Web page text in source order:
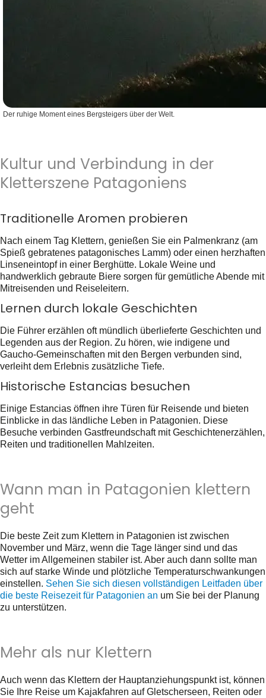
Der ruhige Moment eines Bergsteigers über der Welt.
Kultur und Verbindung in der
Kletterszene Patagoniens
Traditionelle Aromen probieren
Nach einem Tag Klettern, genießen Sie ein Palmenkranz (am
Spieß gebratenes patagonisches Lamm) oder einen herzhaften
Linseneintopf in einer Berghütte. Lokale Weine und
handwerklich gebraute Biere sorgen für gemütliche Abende mit
Mitreisenden und Reiseleitern.
Lernen durch lokale Geschichten
Die Führer erzählen oft mündlich überlieferte Geschichten und
Legenden aus der Region. Zu hören, wie indigene und
Gaucho-Gemeinschaften mit den Bergen verbunden sind,
verleiht dem Erlebnis zusätzliche Tiefe.
Historische Estancias besuchen
Einige Estancias öffnen ihre Türen für Reisende und bieten
Einblicke in das ländliche Leben in Patagonien. Diese
Besuche verbinden Gastfreundschaft mit Geschichtenerzählen,
Reiten und traditionellen Mahlzeiten.
Wann man in Patagonien klettern
geht
Die beste Zeit zum Klettern in Patagonien ist zwischen
November und März, wenn die Tage länger sind und das
Wetter im Allgemeinen stabiler ist. Aber auch dann sollte man
sich auf starke Winde und plötzliche Temperaturschwankungen
einstellen. Sehen Sie sich diesen vollständigen Leitfaden über
die beste Reisezeit für Patagonien an um Sie bei der Planung
zu unterstützen.
Mehr als nur Klettern
Auch wenn das Klettern der Hauptanziehungspunkt ist, können
Sie Ihre Reise um Kajakfahren auf Gletscherseen, Reiten oder